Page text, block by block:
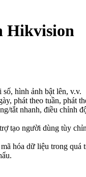
Hikvision
hình ảnh bật lên, v.v.
phát theo tuần, phát
tắt nhanh, điều chỉnh
tạo người dùng tùy
hóa dữ liệu trong